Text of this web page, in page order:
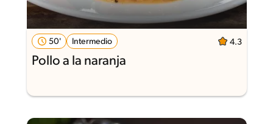
50' Intermedio 4.3
Pollo a la naranja